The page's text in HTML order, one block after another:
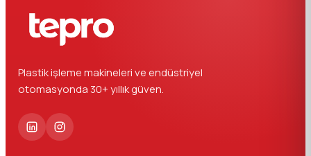
Plastik işleme makineleri ve endüstriyel
otomasyonda 30+ yıllık güven.